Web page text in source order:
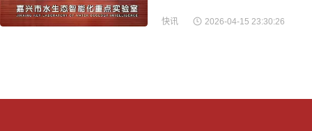
快讯 2026-04-15 23:30:26